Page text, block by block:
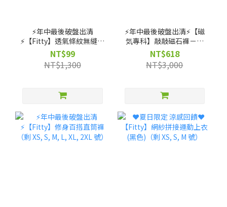
⚡️年中最後破盤出清
⚡️【Fitty】透氣條紋無縫上
衣（剩 XS, S, M 號）
NT$99
NT$1,300
⚡️年中最後破盤出清⚡️【磁
気專科】敲敲磁石褲－高
腰直筒款（剩 XS, S, M, L,
XL 號）
NT$618
NT$3,000